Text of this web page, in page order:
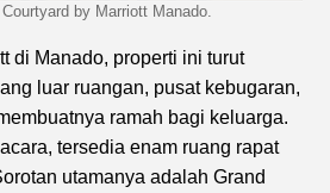
by Marriott Manado.
di Manado, properti ini turut
luar ruangan, pusat kebugaran,
ramah bagi keluarga.
tersedia enam ruang rapat
utamanya adalah Grand